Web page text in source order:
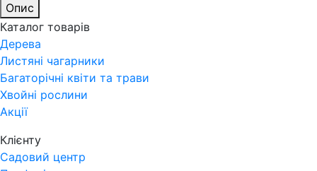
Опис
Каталог товарів
Дерева
Листяні чагарники
Багаторічні квіти та трави
Хвойні рослини
Акції
Клієнту
Садовий центр